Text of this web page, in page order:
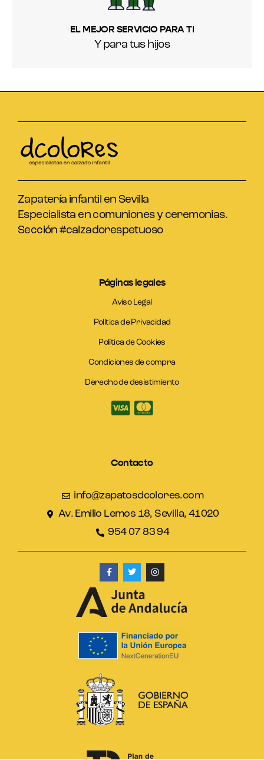
EL MEJOR SERVICIO PARA TI
Y para tus hijos
Zapatería infantil en Sevilla
Especialista en comuniones y ceremonias.
Sección #calzadorespetuoso
Páginas legales
Aviso Legal
Política de Privacidad
Política de Cookies
Condiciones de compra
Derecho de desistimiento
Contacto
info@zapatosdcolores.com
Av. Emilio Lemos 18, Sevilla, 41020
954 07 83 94